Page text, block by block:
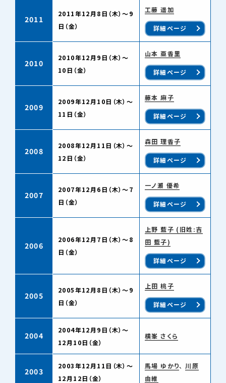
2011
2011年12月8日（木）～9
日（金）
工藤 遥加
詳細ページ
2010
2010年12月9日（木）～
10日（金）
山本 亜香里
詳細ページ
2009
2009年12月10日（木）～
11日（金）
藤本 麻子
詳細ページ
2008
2008年12月11日（木）～
12日（金）
森田 理香子
詳細ページ
2007
2007年12月6日（木）～7
日（金）
一ノ瀬 優希
詳細ページ
2006
2006年12月7日（木）～8
日（金）
上野 藍子 (旧姓:吉
田 藍子)
詳細ページ
2005
2005年12月8日（木）～9
日（金）
上田 桃子
詳細ページ
2004
2004年12月9日（木）～
12月10日（金）
横峯 さくら
2003
2003年12月11日（木）～
12月12日（金）
馬場 ゆかり、 川原
由維